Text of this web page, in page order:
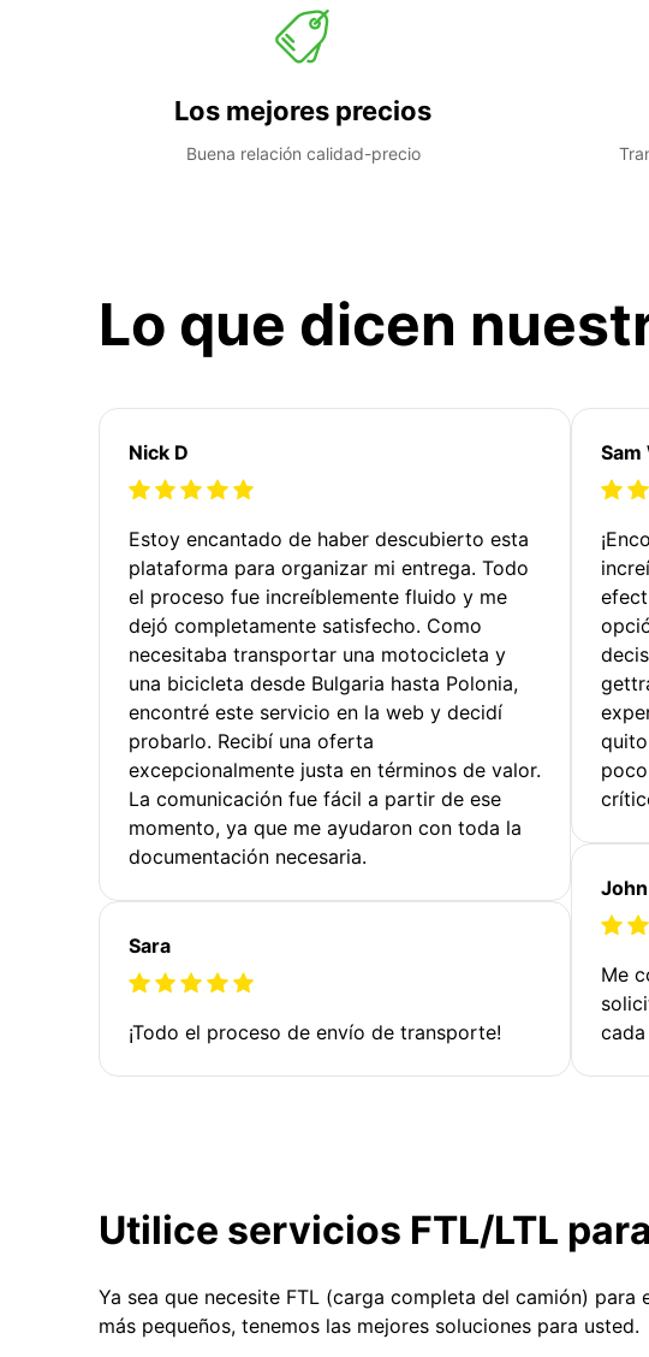
Los mejores precios
Buena relación calidad-precio
Lo que dicen
Nick D
Estoy encantado de haber descubierto esta
plataforma para organizar mi entrega. Todo
el proceso fue increíblemente fluido y me
dejó completamente satisfecho. Como
necesitaba transportar una motocicleta y
una bicicleta desde Bulgaria hasta Polonia,
encontré este servicio en la web y decidí
probarlo. Recibí una oferta
excepcionalmente justa en términos de valor.
La comunicación fue fácil a partir de ese
momento, ya que me ayudaron con toda la
documentación necesaria.
Sara
¡Todo el proceso de envío de transporte!
Sam
Me
Utilice servicios FTL/LTL
Ya sea que necesite FTL (carga completa del camión)
más pequeños, tenemos las mejores soluciones para usted.